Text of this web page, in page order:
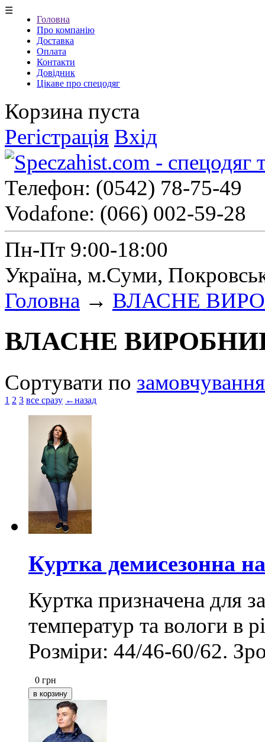
☰
Головна
Про компанію
Доставка
Оплата
Контакти
Довідник
Цікаве про спецодяг
Корзина пуста
Регістрація Вхід
Телефон: (0542) 78-75-49
Vodafone: (066) 002-59-28
Пн-Пт 9:00-18:00
Україна, м.Суми,
Головна → ВЛАСНЕ
ВЛАСНЕ
Сортувати по замовчування
1 2 3 все сразу ←назад
Куртка демисезонна
Куртка призначена для
температур та вологи в
Розміри: 44/46-60/62.
0 грн